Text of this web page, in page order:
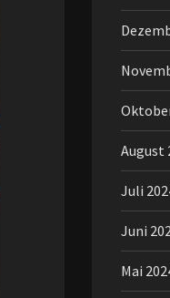
August
Juli
Juni
Mai